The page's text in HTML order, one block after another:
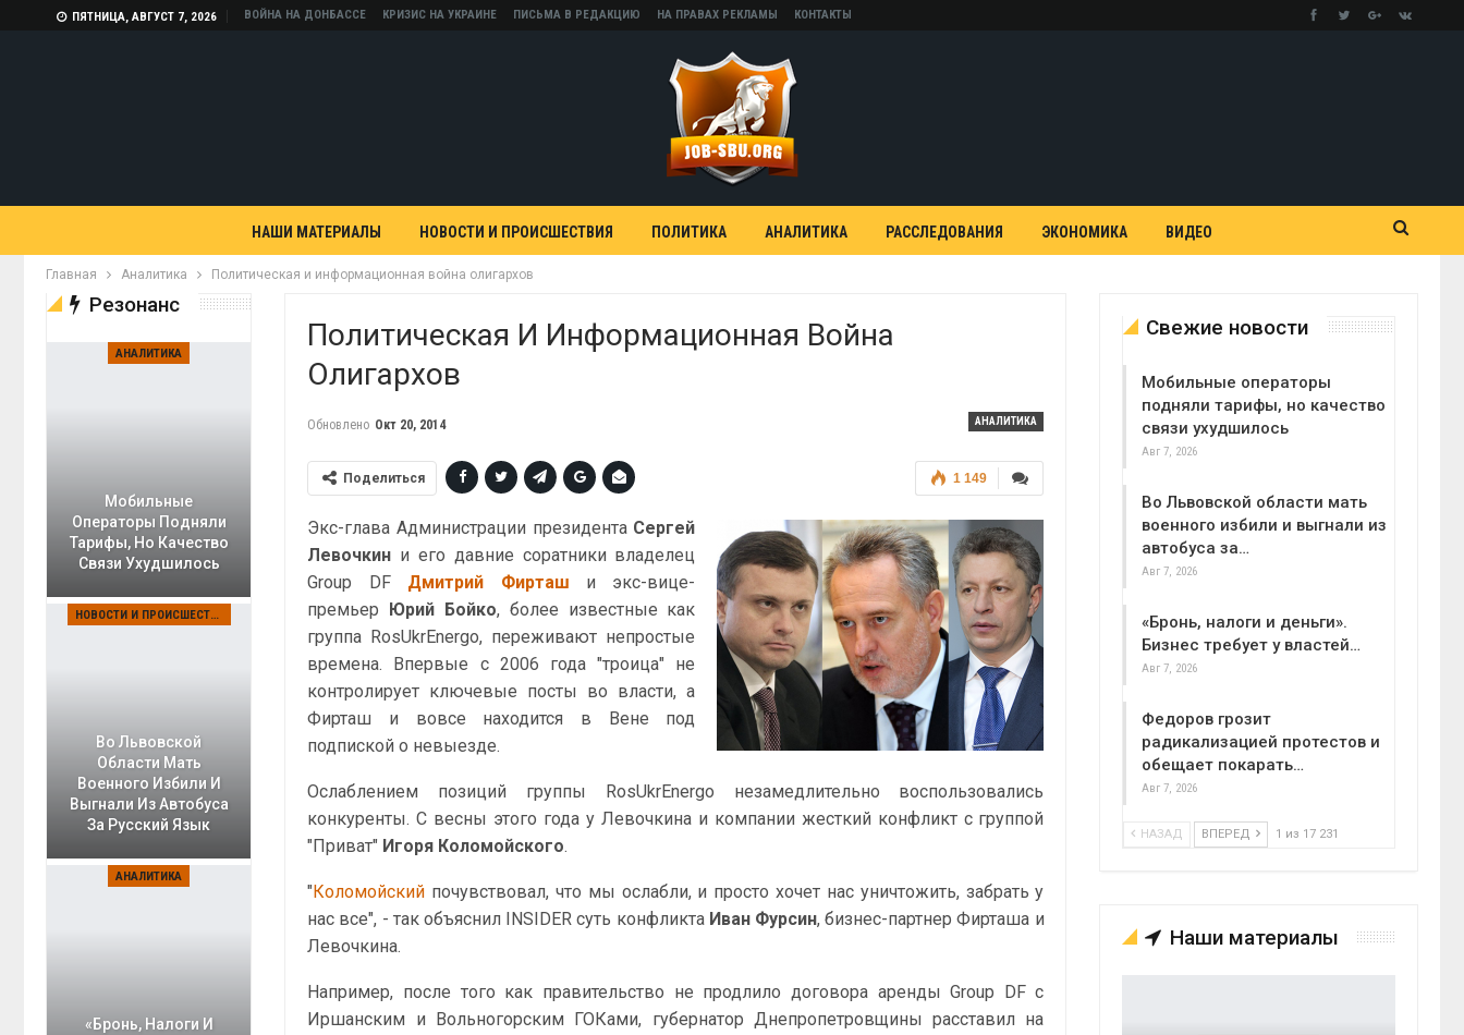
ПЯТНИЦА, АВГУСТ 7, 2026 ВОЙНА НА ДОНБАССЕ КРИЗИС НА УКРАИНЕ ПИСЬМА В РЕДАКЦИЮ НА ПРАВАХ РЕКЛАМЫ КОНТАКТЫ
НАШИ МАТЕРИАЛЫ НОВОСТИ И ПРОИСШЕСТВИЯ ПОЛИТИКА АНАЛИТИКА РАССЛЕДОВАНИЯ ЭКОНОМИКА ВИДЕО
Главная Аналитика Политическая и информационная война олигархов
Политическая И Информационная Война
Олигархов
АНАЛИТИКА
Обновлено Окт 20, 2014
1 149
Поделиться
Экс-глава Администрации президента Сергей
Левочкин и его давние соратники владелец
Group DF Дмитрий Фирташ и экс-вице-
премьер Юрий Бойко, более известные как
группа RosUkrEnergo, переживают непростые
времена. Впервые с 2006 года "троица" не
контролирует ключевые посты во власти, а
Фирташ и вовсе находится в Вене под
подпиской о невыезде.
Ослаблением позиций группы RosUkrEnergo незамедлительно воспользовались
конкуренты. С весны этого года у Левочкина и компании жесткий конфликт с группой
"Приват" Игоря Коломойского.
"Коломойский почувствовал, что мы ослабли, и просто хочет нас уничтожить, забрать у
нас все", - так объяснил INSIDER суть конфликта Иван Фурсин, бизнес-партнер Фирташа и
Левочкина.
Например, после того как правительство не продлило договора аренды Group DF с
Иршанским и Вольногорским ГОКами, губернатор Днепропетровщины расставил на
Свежие новости
Мобильные операторы
подняли тарифы, но качество
связи ухудшилось
Авг 7, 2026
Во Львовской области мать
военного избили и выгнали из
автобуса за…
Авг 7, 2026
«Бронь, налоги и деньги».
Бизнес требует у властей…
Авг 7, 2026
Федоров грозит
радикализацией протестов и
обещает покарать…
Авг 7, 2026
НАЗАД ВПЕРЕД 1 из 17 231
Наши материалы
Резонанс
АНАЛИТИКА
Мобильные
Операторы Подняли
Тарифы, Но Качество
Связи Ухудшилось
НОВОСТИ И ПРОИСШЕСТВИЯ
Во Львовской
Области Мать
Военного Избили И
Выгнали Из Автобуса
За Русский Язык
АНАЛИТИКА
«Бронь, Налоги И